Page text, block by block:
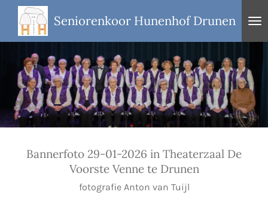
direct
hoofdinhoud
Seniorenkoor Hunenhof Drunen
Bannerfoto 29-01-2026 in Theaterzaal De
Voorste Venne te Drunen
fotografie Anton van Tuijl